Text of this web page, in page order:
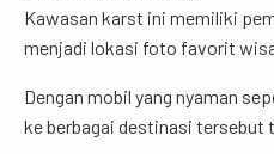
Kawasan karst ini memiliki
menjadi lokasi foto favorit
Dengan mobil yang nyaman
ke berbagai destinasi tersebut